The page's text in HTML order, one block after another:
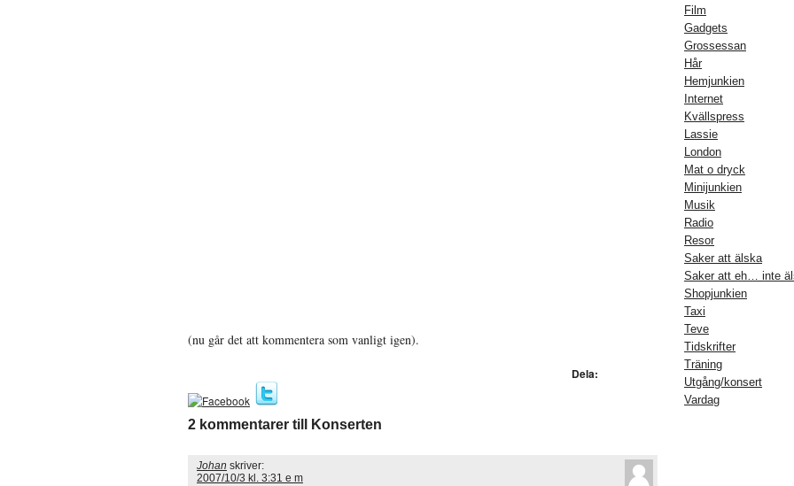
(nu går det att kommentera som vanligt igen).
Dela:
2 kommentarer till Konserten
Johan skriver:
2007/10/3 kl. 3:31 e m
Film
Gadgets
Grossessan
Hår
Hemjunkien
Internet
Kvällspress
Lassie
London
Mat o dryck
Minijunkien
Musik
Radio
Resor
Saker att älska
Saker att eh… inte
Shopjunkien
Taxi
Teve
Tidskrifter
Träning
Utgång/konsert
Vardag